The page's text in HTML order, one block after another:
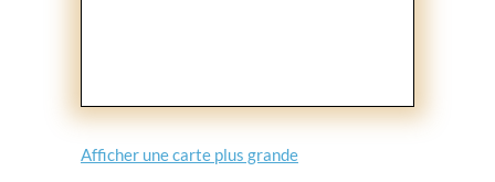
Afficher une carte plus grande